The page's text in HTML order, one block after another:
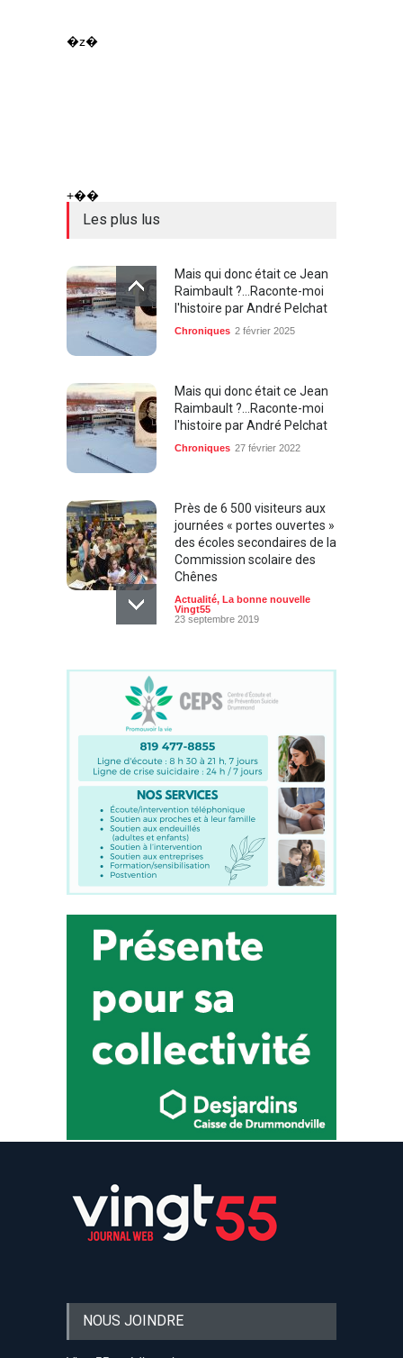
�z�
+��
Les plus lus
Mais qui donc était ce Jean
Raimbault ?...Raconte-moi
l'histoire par André Pelchat
Chroniques 2 février 2025
Mais qui donc était ce Jean
Raimbault ?...Raconte-moi
l'histoire par André Pelchat
Chroniques 27 février 2022
Près de 6 500 visiteurs aux
journées « portes ouvertes »
des écoles secondaires de la
Commission scolaire des
Chênes
Actualité, La bonne nouvelle
Vingt55
23 septembre 2019
NOUS JOINDRE